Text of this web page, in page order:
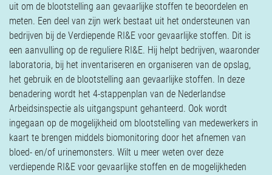
uit om de blootstelling aan gevaarlijke stoffen te beoordelen en
meten. Een deel van zijn werk bestaat uit het ondersteunen van
bedrijven bij de Verdiepende RI&E voor gevaarlijke stoffen. Dit is
een aanvulling op de reguliere RI&E. Hij helpt bedrijven, waaronder
laboratoria, bij het inventariseren en organiseren van de opslag,
het gebruik en de blootstelling aan gevaarlijke stoffen. In deze
benadering wordt het 4-stappenplan van de Nederlandse
Arbeidsinspectie als uitgangspunt gehanteerd. Ook wordt
ingegaan op de mogelijkheid om blootstelling van medewerkers in
kaart te brengen middels biomonitoring door het afnemen van
bloed- en/of urinemonsters. Wilt u meer weten over deze
verdiepende RI&E voor gevaarlijke stoffen en de mogelijkheden